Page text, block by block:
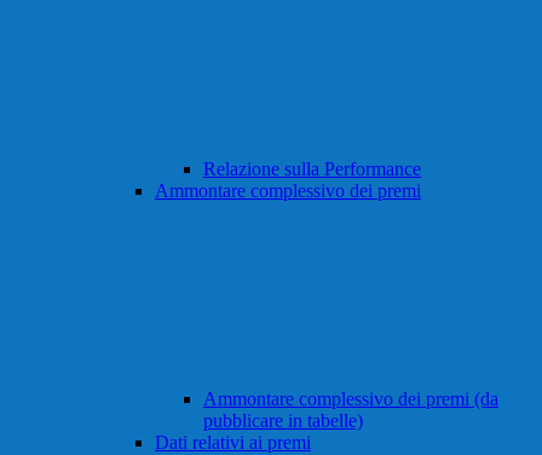
Relazione sulla Performance
Ammontare complessivo dei premi
Ammontare complessivo dei premi (da
pubblicare in tabelle)
Dati relativi ai premi